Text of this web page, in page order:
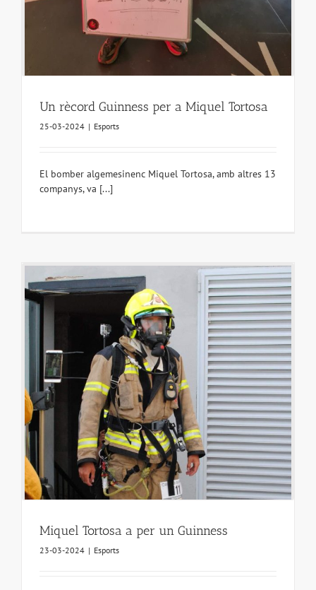
Un rècord Guinness per a Miquel Tortosa
25-03-2024 | Esports
El bomber algemesinenc Miquel Tortosa, amb altres 13
companys, va [...]
Miquel Tortosa a per un Guinness
23-03-2024 | Esports